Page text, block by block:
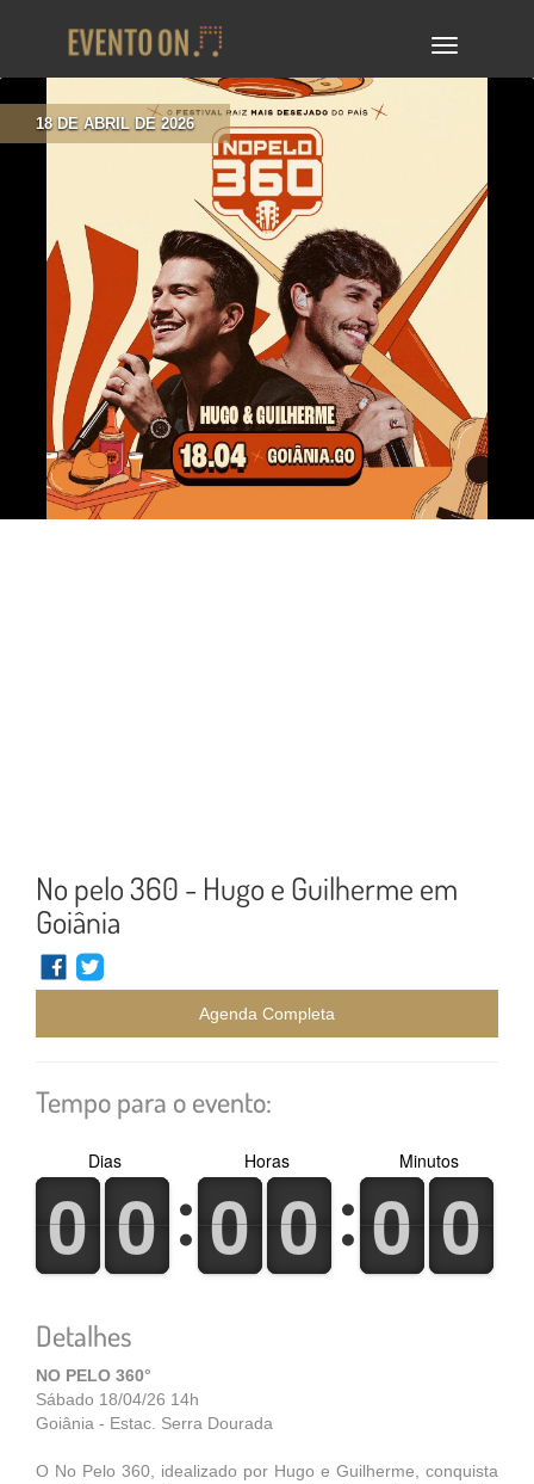
TOGGLE
18 DE ABRIL DE 2026
No pelo 360 - Hugo e Guilherme em
Goiânia
Agenda Completa
Tempo para o evento:
0
0
1
1 0
0
1
1
Dias
0
0
1
1 0
0
1
1
Horas
0
0
1
1 0
0
1
1
Minutos
Detalhes
NO PELO 360°
Sábado 18/04/26 14h
Goiânia - Estac. Serra Dourada
O No Pelo 360, idealizado por Hugo e Guilherme, conquista